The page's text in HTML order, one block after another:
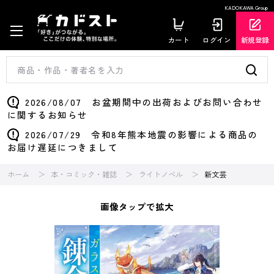
KADOKAWA Group
カート ログイン 新規登録
2026/08/07 お盆期間中の出荷およびお問い合わせ
に関するお知らせ
2026/07/29 令和8年熊本地震の影響による商品の
お届け遅延につきまして
ホーム 本・コミック・雑誌 ライトノベル 新文芸
画像タップで拡大